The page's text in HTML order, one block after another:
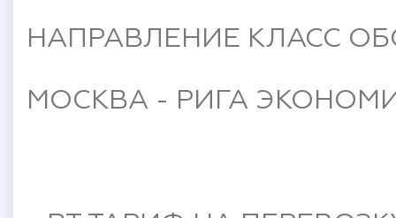
НАПРАВЛЕНИЕ КЛАСС
МОСКВА - РИГА